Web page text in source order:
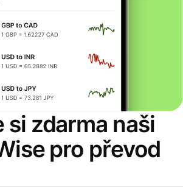
si zdarma naši
pro převod